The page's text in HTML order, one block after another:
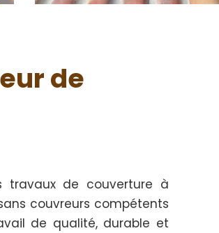
de
travaux de couverture à
couvreurs compétents
de qualité, durable et